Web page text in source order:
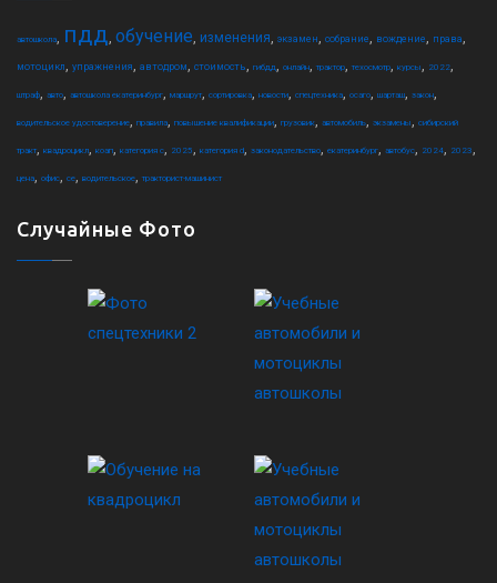
автошкола, пдд, обучение, изменения, экзамен, собрание, вождение, права,
мотоцикл, упражнения, автодром, стоимость, гибдд, онлайн, трактор, техосмотр, курсы, 2022,
штраф, авто, автошкола екатеринбург, маршрут, сортировка, новости, спецтехника, осаго, шарташ, закон,
водительское удостоверение, правила, повышение квалификации, грузовик, автомобиль, экзамены, сибирский
тракт, квадроцикл, коап, категория c, 2025, категория d, законодательство, екатеринбург, автобус, 2024, 2023,
цена, офис, ce, водительское, тракторист-машинист
Случайные Фото